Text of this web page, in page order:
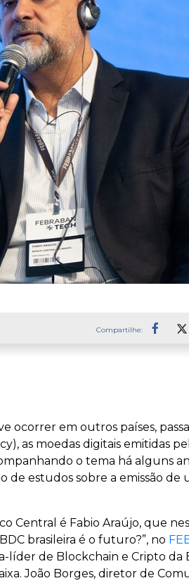
Compartilhe:
ocorrer em outros países,
as moedas digitais emitidas
o tema há alguns
estudos sobre a emissão de
Central é Fabio Araújo, que
brasileira é o futuro?”, no
de Blockchain e Cripto da
João Borges, diretor de